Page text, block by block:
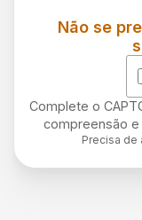
Não se
Complete o
compreensão
Precisa de